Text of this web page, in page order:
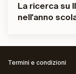
La ricerca su
nell'anno
Termini e condizioni